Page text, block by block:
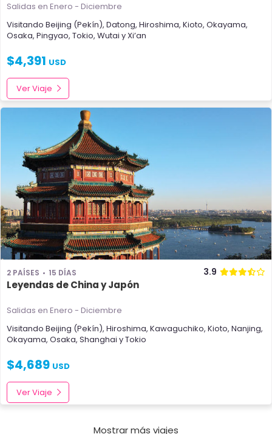
Salidas en Enero - Diciembre
Visitando Beijing (Pekín), Datong, Hiroshima, Kioto, Okayama,
Osaka, Pingyao, Tokio, Wutai yXi’an
$4,391 USD
Ver Viaje
2 PAÍSES 15 DÍAS 3.9
Leyendas de China y Japón
Salidas en Enero - Diciembre
Visitando Beijing (Pekín), Hiroshima, Kawaguchiko, Kioto, Nanjing,
Okayama, Osaka, Shanghai yTokio
$4,689 USD
Ver Viaje
Mostrar más viajes